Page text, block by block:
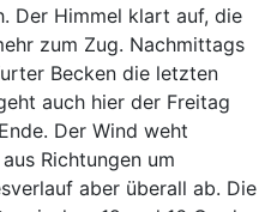
Der Himmel klart auf, die
zum Zug. Nachmittags
Becken die letzten
auch hier der Freitag
Der Wind weht
Richtungen um
aber überall ab. Die